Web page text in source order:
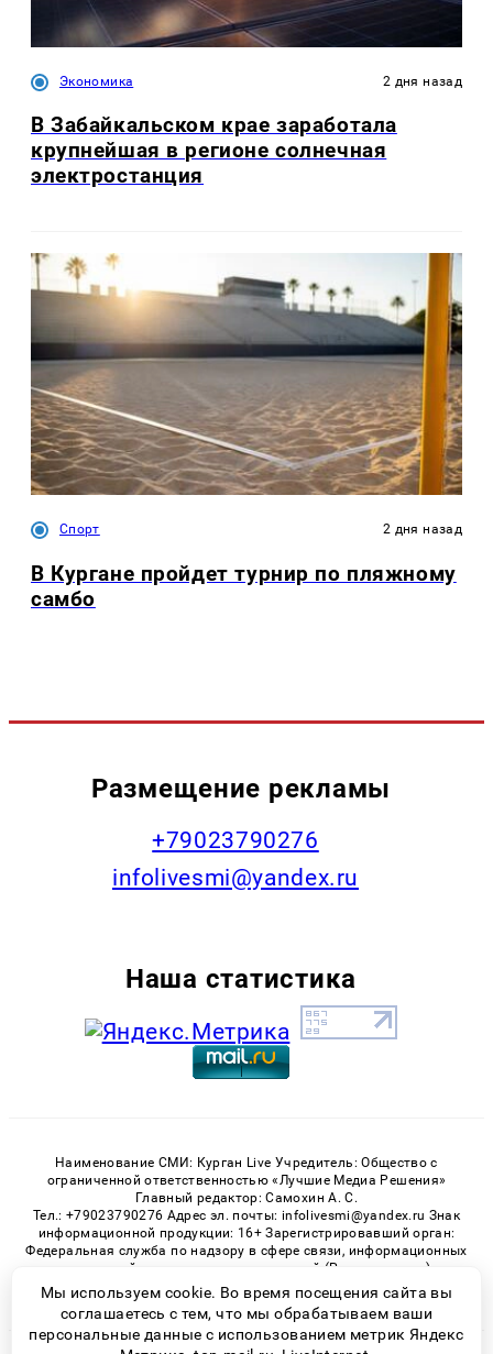
Экономика 2 дня назад
В Забайкальском крае заработала
крупнейшая в регионе солнечная
электростанция
Спорт 2 дня назад
В Кургане пройдет турнир по пляжному
самбо
Размещение рекламы
+79023790276
infolivesmi@yandex.ru
Наша статистика
Наименование СМИ: Курган Live Учредитель: Общество с
ограниченной ответственностью «Лучшие Медиа Решения»
Главный редактор: Самохин А. С.
Тел.: +79023790276 Адрес эл. почты: infolivesmi@yandex.ru Знак
информационной продукции: 16+ Зарегистрировавший орган:
Федеральная служба по надзору в сфере связи, информационных
технологий и массовых коммуникаций (Роскомнадзор)
Регистрационный номер СМИ ЭЛ № ФС 77 - 82535 от 21.01.2022
Мы используем cookie. Во время посещения сайта вы
соглашаетесь с тем, что мы обрабатываем ваши
персональные данные с использованием метрик Яндекс